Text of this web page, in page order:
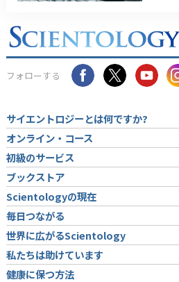
フォローする
サイエントロジーとは何ですか?
オンライン・コース
初級のサービス
ブックストア
Scientologyの現在
毎日つながる
世界に広がるScientology
私たちは助けています
健康に保つ方法